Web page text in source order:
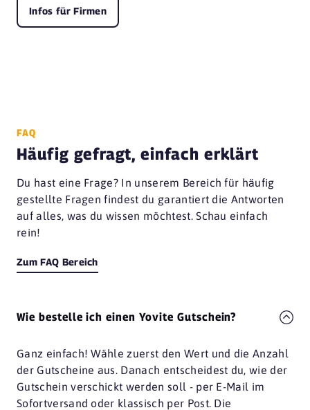
Infos für Firmen
FAQ
Häufig gefragt, einfach erklärt
Du hast eine Frage? In unserem Bereich für häufig
gestellte Fragen findest du garantiert die Antworten
auf alles, was du wissen möchtest. Schau einfach
rein!
Zum FAQ Bereich
Wie bestelle ich einen Yovite Gutschein?
Ganz einfach! Wähle zuerst den Wert und die Anzahl
der Gutscheine aus. Danach entscheidest du, wie der
Gutschein verschickt werden soll - per E-Mail im
Sofortversand oder klassisch per Post. Die